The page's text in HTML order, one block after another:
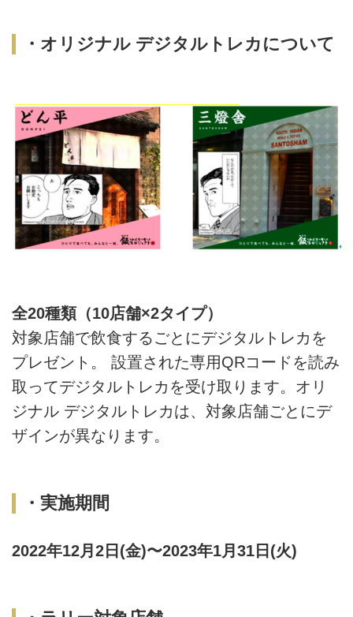
・オリジナル デジタルトレカについて
全20種類（10店舗×2タイプ）
対象店舗で飲食するごとにデジタルトレカを
プレゼント。 設置された専用QRコードを読み
取ってデジタルトレカを受け取ります。オリ
ジナル デジタルトレカは、対象店舗ごとにデ
ザインが異なります。
・実施期間
2022年12月2日(金)〜2023年1月31日(火)